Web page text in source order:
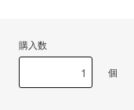
購入数
個